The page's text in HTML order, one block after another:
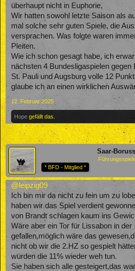
überhaupt nicht in Euphorie,
Wir hatten sowohl letzte Saison als
mal solche sehr guten Spiele, die
versprachen. Was folgte waren
Pleiten.
Wie ich schon gesagt habe, ich
nächsten 4 Bundesligaspielen gegen
St. Pauli und Augsburg volle 12
glaube ich an einen wirklichen
12. Februar 2025
Hope gefällt das.
Saar-
* BFD - Mitglied *
@leipzig09
Ich bin mir da nicht zu fein um zu
haben wir das Spiel verdient
von Brandt schlagen kaum ins
Wäre aber ein Tor für Lissabon in der
gefallen,möglich wäre das
nicht ob wir die 2.HZ so gespielt
würden die 11% wieder weh tun.
Sie haben sich alle gesteigert,das